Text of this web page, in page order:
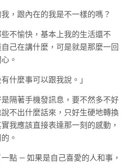
，跟內在的我是不一樣的嗎？
不愉快，基本上我的生活還不
己在講什麼，可是就是那麼一回
。
什麼事可以跟我說。」
隔著手機發訊息，要不然多不好
不出什麼話來，只好生硬地轉換
我應該直接表達那一刻的感動，
。
點 —如果是自己喜愛的人和事，